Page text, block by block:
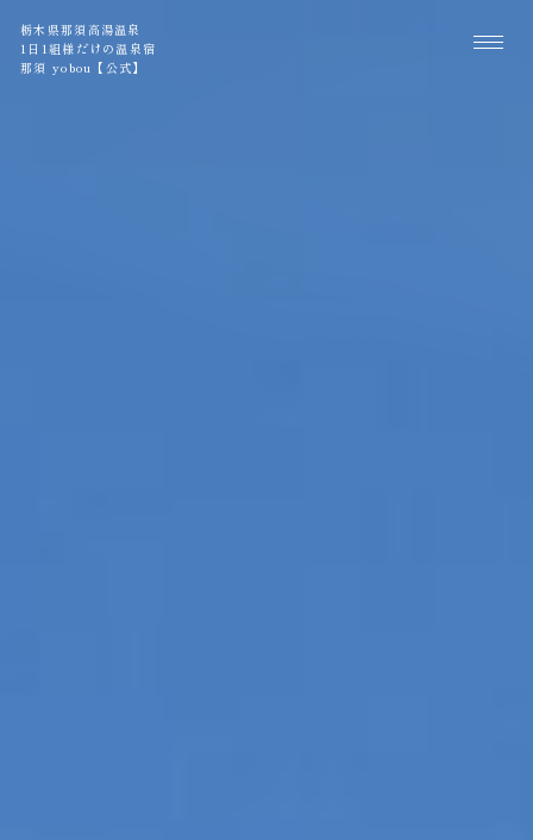
栃木県那須高湯温泉
1日1組様だけの温泉宿
那須 yobou【公式】